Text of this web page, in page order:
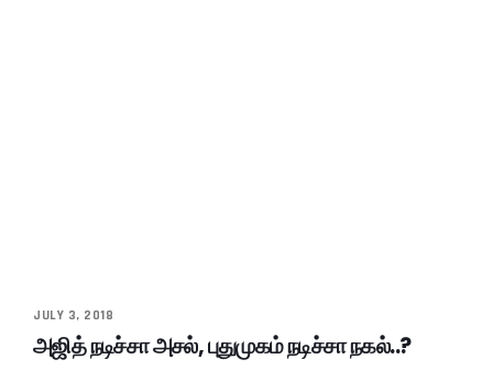
JULY 3, 2018
அஜித் நடிச்சா அசல், புதுமுகம் நடிச்சா நகல்..?